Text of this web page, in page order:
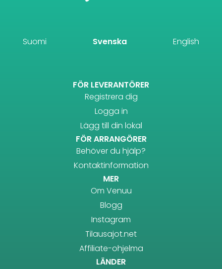
Suomi Svenska English
FÖR LEVERANTÖRER
Registrera dig
Logga in
Lägg till din lokal
FÖR ARRANGÖRER
Behöver du hjälp?
Kontaktinformation
MER
Om Venuu
Blogg
Instagram
Tilausajot.net
Affiliate-ohjelma
LÄNDER